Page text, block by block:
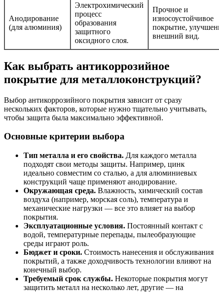
Анодирование
(для алюминия)
Электрохимический
процесс
образования
защитного
оксидного слоя.
Прочное и
износоустойчивое
покрытие,
внешний вид.
Как выбрать антикоррозийное
покрытие для металлоконструкций?
Выбор антикоррозийного покрытия зависит от сразу
нескольких факторов, которые нужно тщательно учитывать,
чтобы защита была максимально эффективной.
Основные критерии выбора
Тип металла и его свойства. Для каждого металла
подходят свои методы защиты. Например, цинк
идеально совместим со сталью, а для алюминиевых
конструкций чаще применяют анодирование.
Окружающая среда. Влажность, химический состав
воздуха (например, морская соль), температура и
механические нагрузки — все это влияет на выбор
покрытия.
Эксплуатационные условия. Постоянный контакт с
водой, температурные перепады, пылеобразующие
среды играют роль.
Бюджет и сроки. Стоимость нанесения и обслуживания
покрытий, а также доходчивость технологии влияют на
конечный выбор.
Требуемый срок службы. Некоторые покрытия могут
защитить металл на несколько лет, другие — на